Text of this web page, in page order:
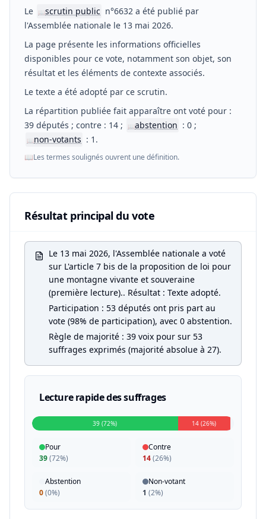
Le 📖scrutin public n°6632 a été publié par
l'Assemblée nationale le 13 mai 2026.
La page présente les informations officielles
disponibles pour ce vote, notamment son objet, son
résultat et les éléments de contexte associés.
Le texte a été adopté par ce scrutin.
La répartition publiée fait apparaître ont voté pour :
39 députés ; contre : 14 ;
📖abstention : 0 ;
📖non-votants : 1.
📖Les termes soulignés ouvrent une définition.
Résultat principal du vote
Le 13 mai 2026, l'Assemblée nationale a voté
sur L'article 7 bis de la proposition de loi pour
une montagne vivante et souveraine
(première lecture).. Résultat : Texte adopté.
Participation : 53 députés ont pris part au
vote (98% de participation), avec 0 abstention.
Règle de majorité : 39 voix pour sur 53
suffrages exprimés (majorité absolue à 27).
Lecture rapide des suffrages
39 (72%) 14 (26%)
Pour
39(72%)
Contre
14(26%)
Abstention
0(0%)
Non-votant
1 (2%)